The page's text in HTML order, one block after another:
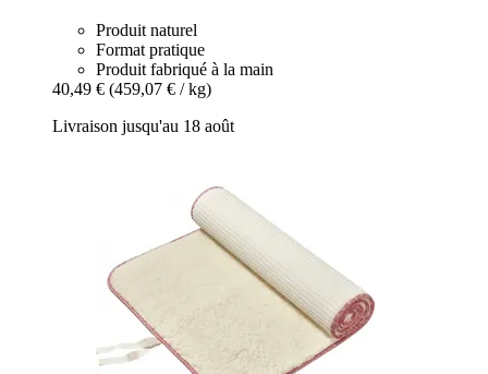
Produit naturel
Format pratique
Produit fabriqué à la main
40,49 € (459,07 € / kg)
Livraison jusqu'au 18 août